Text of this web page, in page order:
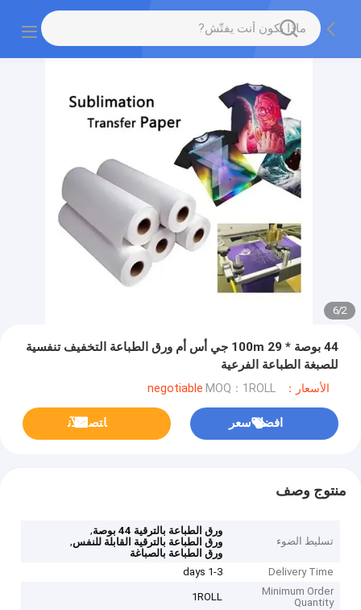
2
/
6
44 بوصة * 100m 29 جي أس أم ورق الطباعة التخفيف تنفسية
للصبغة الطباعة الفرعية
الأسعار：negotiable MOQ：1ROLL
افضل سعر ﺎﺘﺼﻟ ﺍﻶﻧ
منتوج وصف
تسليط الضوء
ورق الطباعة بالترقية 44 بوصة
,
ورق الطباعة بالترقية القابلة للنفس,
ورق الطباعة بالصباغة
Delivery Time
1-3 days
Minimum Order
Quantity
1ROLL